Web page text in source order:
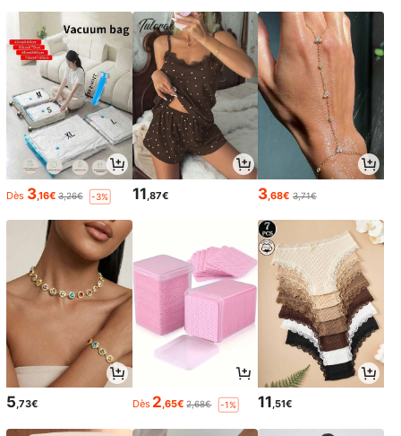
Dès 3,16€ 3,26€ -3% 11,87€ 3,68€ 3,71€
5,73€ Dès 2,65€ 2,68€ -1% 11,51€